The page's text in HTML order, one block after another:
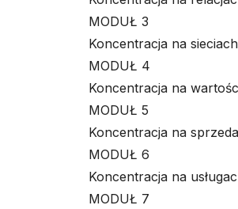
MODUŁ 3
Koncentracja na
MODUŁ 4
Koncentracja na
MODUŁ 5
Koncentracja na
MODUŁ 6
Koncentracja na
MODUŁ 7